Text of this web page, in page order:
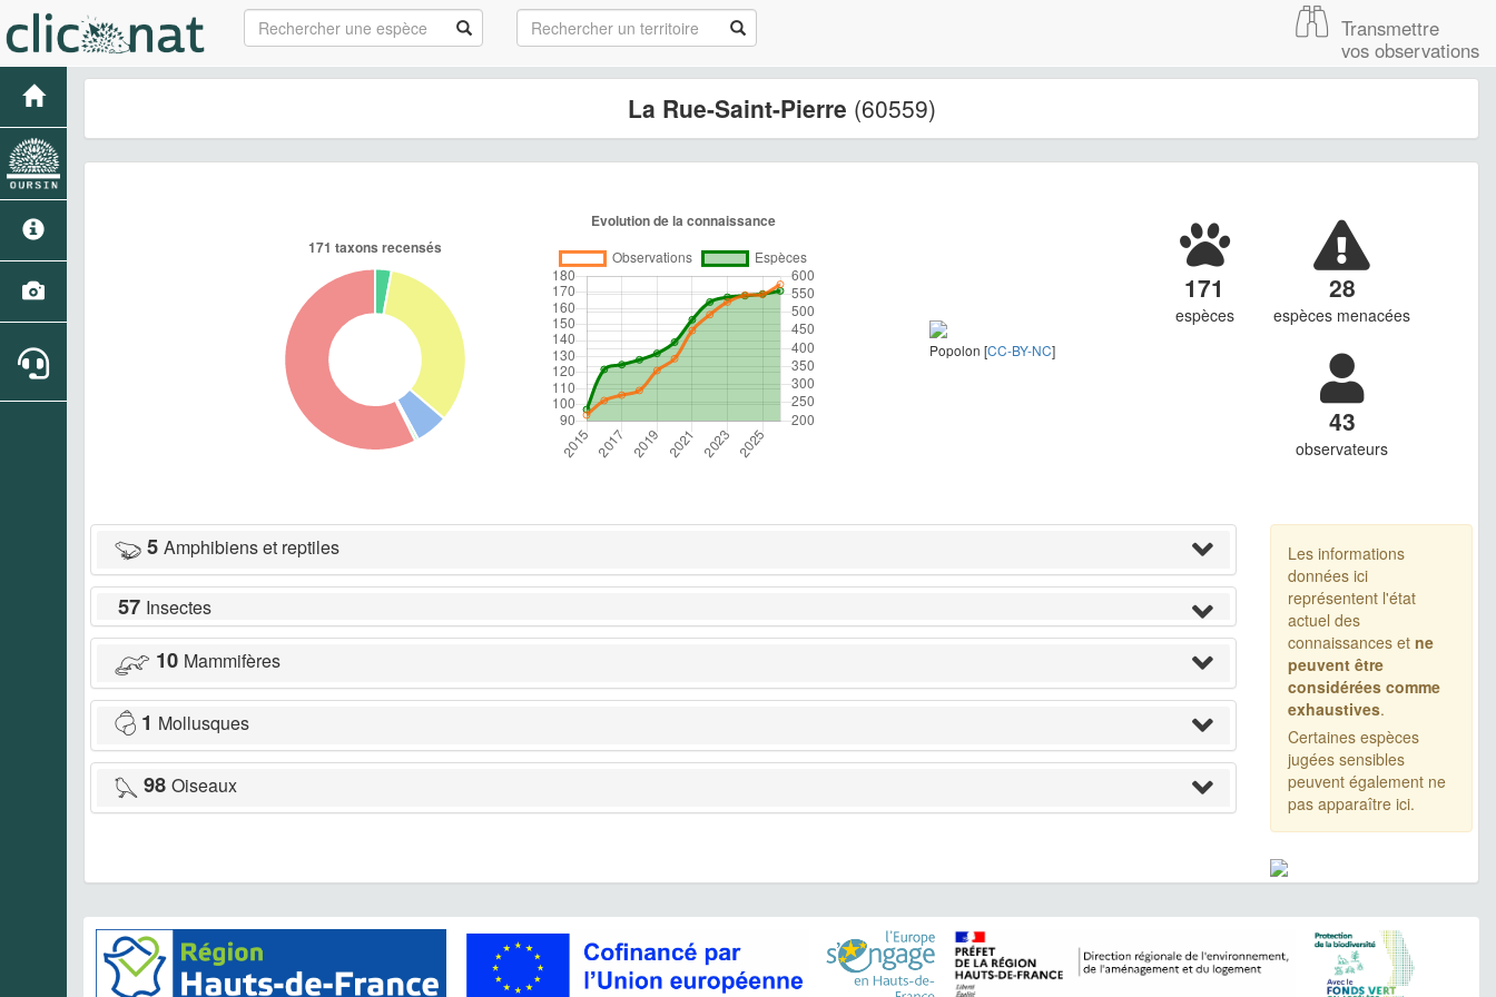
Transmettre
vos observations
La Rue-Saint-Pierre (60559)
Popolon [CC-BY-NC]
171
espèces
28
espèces menacées
43
observateurs
5 Amphibiens et reptiles
57 Insectes
10 Mammifères
1 Mollusques
98 Oiseaux
Les informations
données ici
représentent l'état
actuel des
connaissances et ne
peuvent être
considérées comme
exhaustives.
Certaines espèces
jugées sensibles
peuvent également ne
pas apparaître ici.